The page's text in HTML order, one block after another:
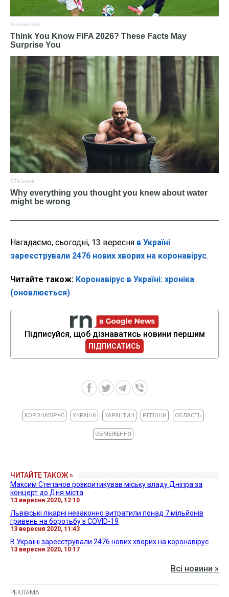
Нагадаємо, сьогодні, 13 вересня в Україні
зареєстрували 2476 нових хворих на коронавірус.
Читайте також: Коронавірус в Україні: хроніка
(оновлюється)
Підписуйся, щоб дізнаватись новини першим
ПІДПИСАТИСЬ
КОРОНАВІРУС УКРАЇНА КАРАНТИН РЕГІОНИ ОБЛАСТЬ
ОБМЕЖЕННЯ
ЧИТАЙТЕ ТАКОЖ »
Максим Степанов розкритикував міську владу Дніпра за
концерт до Дня міста
13 вересня 2020, 12:10
Львівські лікарні незаконно витратили понад 7 мільйонів
гривень на боротьбу з COVID-19
13 вересня 2020, 11:43
В Україні зареєстрували 2476 нових хворих на коронавірус
13 вересня 2020, 10:17
Всі новини »